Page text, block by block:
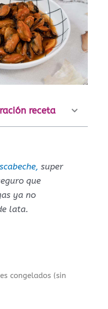
receta
super
que
ya no
lata.
congelados (sin